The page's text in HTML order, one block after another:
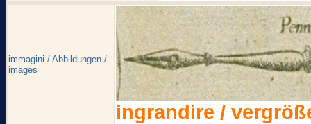
immagini / Abbildungen /
images
ingrandire /